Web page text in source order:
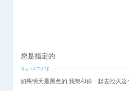
您是指定的
如果明天是黑色的,我想和你一起去毁灭这